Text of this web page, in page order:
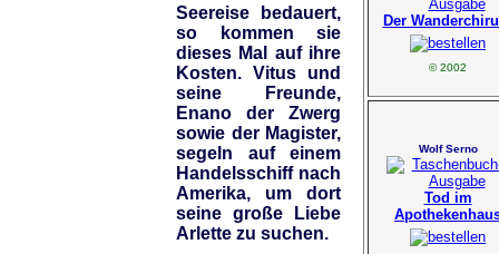
Seereise bedauert,
so kommen sie
dieses Mal auf ihre
Kosten. Vitus und
seine Freunde,
Enano der Zwerg
sowie der Magister,
segeln auf einem
Handelsschiff nach
Amerika, um dort
seine große Liebe
Arlette zu suchen.
Der
© 2002
Wolf Serno
Tod im